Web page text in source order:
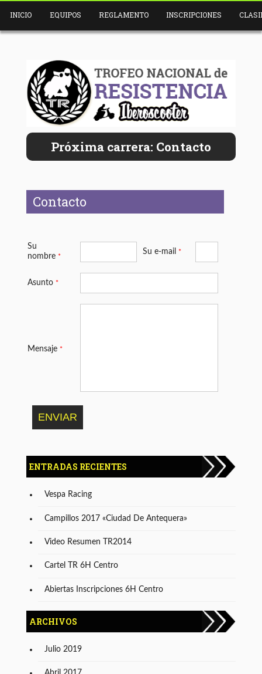
INICIO EQUIPOS REGLAMENTO INSCRIPCIONES
Próxima carrera: Contacto
Contacto
Su
nombre *
Su e-mail *
Asunto *
Mensaje *
ENTRADAS RECIENTES
Vespa Racing
Campillos 2017 «Ciudad De Antequera»
Video Resumen TR2014
Cartel TR 6H Centro
Abiertas Inscripciones 6H Centro
ARCHIVOS
Julio 2019